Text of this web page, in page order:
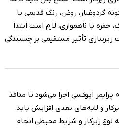
گردوغبار، روغن، رنگ قدیمی یا
یا ناهمواری، لازم است ابتدا
تأثیر مستقیمی بر چسبندگی
اپوکسی اجرا می‌شود تا منافذ
و لایه‌های بعدی افزایش یابد.
نوع زیرکار و شرایط محیطی انجام